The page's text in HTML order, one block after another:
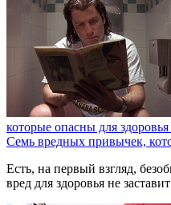
которые опасны для здоровья
Семь вредных привычек,
Есть, на первый взгляд,
вред для здоровья не